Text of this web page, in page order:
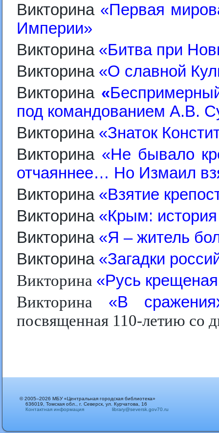
Викторина «Первая
Империи»
Викторина«Битва при
Викторина «О славной
Викторина «
под командованием А.В.
Викторина «Знаток
Викторина «Не бывало
отчаяннее… Но Измаил
Викторина «Взятие
Викторина «Крым:
Викторина «Я – житель
Викторина «Загадки
Викторина «Русь
Викторина «В
посвященная 110-летию со
© 2005–2026 МБУ «Центральная городская библиотека»
636019, Томская обл., г. Северск, ул. Курчатова, 16
Контактная информация
library@seversk.gov70.ru